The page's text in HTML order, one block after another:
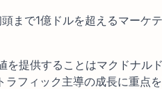
で1億ドルを超えるマーケ
を提供することはマクドナル
フィック主導の成長に重点